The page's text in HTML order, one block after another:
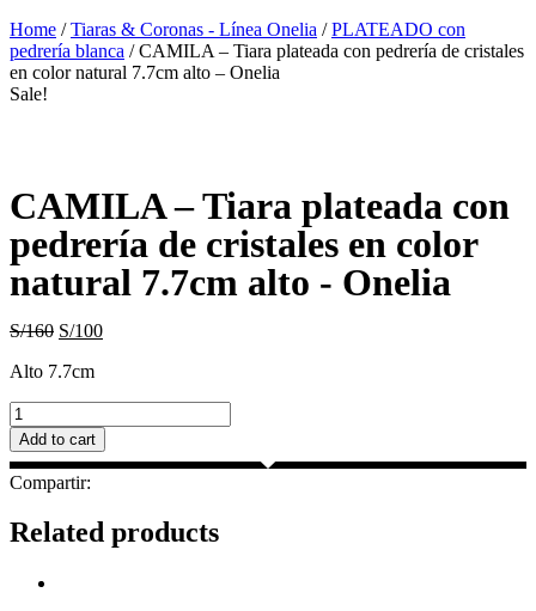
Home /Tiaras & Coronas - Línea Onelia /PLATEADO con
pedrería blanca / CAMILA – Tiara plateada con pedrería de cristales
en color natural 7.7cm alto – Onelia
Sale!
CAMILA – Tiara plateada con
pedrería de cristales en color
natural 7.7cm alto - Onelia
S/160 S/100
Alto 7.7cm
CAMILA
–
Tiara
plateada
pedrería
de
Add to cart
Compartir:
Related products